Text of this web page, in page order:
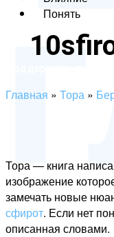
Понять
Главная » Тора »
Тора — книга
изображение
замечать новые
сфирот. Если нет
описанная словами.